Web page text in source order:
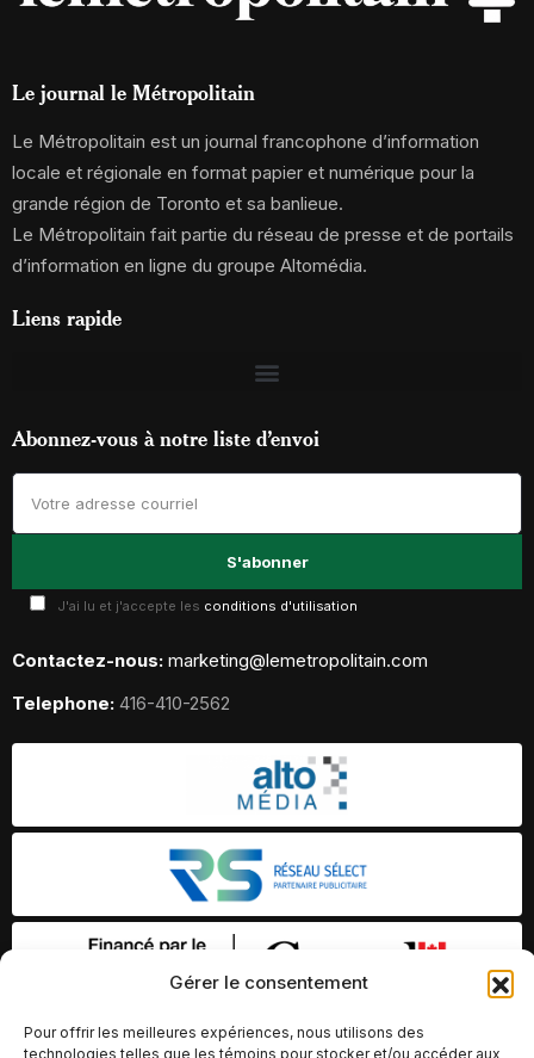
Gérer le consentement
Pour offrir les meilleures expériences, nous utilisons des
technologies telles que les témoins pour stocker et/ou accéder aux
Le journal le Métropolitain
Le Métropolitain est un journal francophone d’information
locale et régionale en format papier et numérique pour la
grande région de Toronto et sa banlieue.
Le Métropolitain fait partie du réseau de presse et de portails
d’information en ligne du groupe Altomédia.
Liens rapide
Abonnez-vous à notre liste d’envoi
J'ai lu et j'accepte les conditions d'utilisation
Contactez-nous: marketing@lemetropolitain.com
Telephone: 416-410-2562